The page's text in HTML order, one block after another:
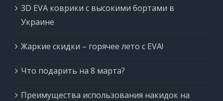
3D EVA коврики с высокими бортами в
Украине
Жаркие скидки – горячее лето с EVA!
Что подарить на 8 марта?
Преимущества использования накидок на